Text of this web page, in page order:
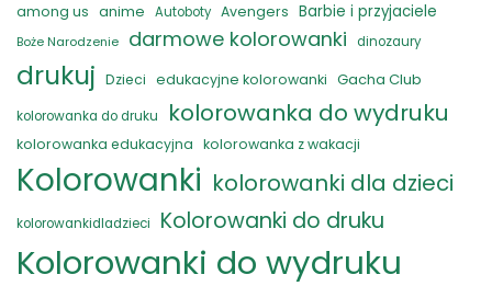
among us anime Autoboty Avengers Barbie i przyjaciele
Boże Narodzenie darmowe kolorowanki dinozaury
drukuj Dzieci edukacyjne kolorowanki Gacha Club
kolorowanka do druku kolorowanka do wydruku
kolorowanka edukacyjna kolorowanka z wakacji
Kolorowanki kolorowanki dla dzieci
kolorowankidladzieci Kolorowanki do druku
Kolorowanki do wydruku